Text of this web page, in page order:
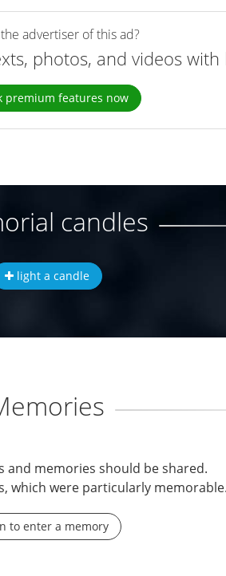
advertiser of this ad?
photos, and videos
premium features now
candles
light a candle
and memories should be shared.
which were particularly
to enter a memory